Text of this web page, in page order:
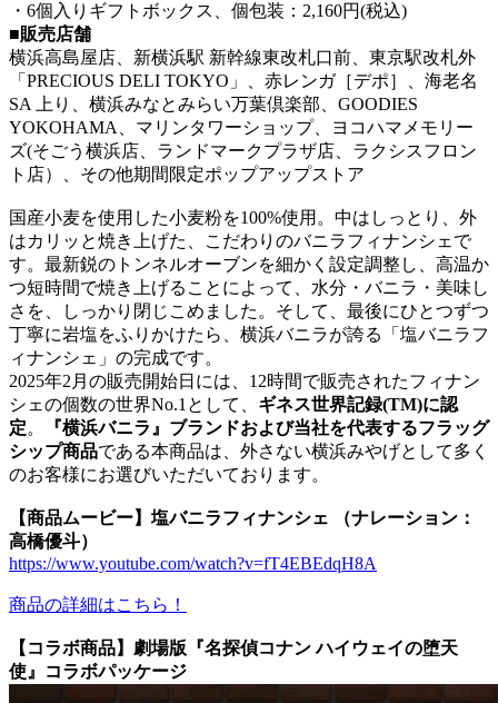
・6個入りギフトボックス、個包装：2,160円(税込)
■販売店舗
横浜高島屋店、新横浜駅 新幹線東改札口前、東京駅改札外
「PRECIOUS DELI TOKYO」、赤レンガ［デポ］、海老名
SA 上り、横浜みなとみらい万葉倶楽部、GOODIES
YOKOHAMA、マリンタワーショップ、ヨコハマメモリー
ズ(そごう横浜店、ランドマークプラザ店、ラクシスフロン
ト店）、その他期間限定ポップアップストア
国産小麦を使用した小麦粉を100%使用。中はしっとり、外
はカリッと焼き上げた、こだわりのバニラフィナンシェで
す。最新鋭のトンネルオーブンを細かく設定調整し、高温か
つ短時間で焼き上げることによって、水分・バニラ・美味し
さを、しっかり閉じこめました。そして、最後にひとつずつ
丁寧に岩塩をふりかけたら、横浜バニラが誇る「塩バニラフ
ィナンシェ」の完成です。
2025年2月の販売開始日には、12時間で販売されたフィナン
シェの個数の世界No.1として、 ギネス世界記録(TM)に認
定。
『横浜バニラ』ブランドおよび当社を代表するフラッグ
シップ商品である本商品は、外さない横浜みやげとして多く
のお客様にお選びいただいております。
【商品ムービー】塩バニラフィナンシェ （ナレーション：
高橋優斗）
https://www.youtube.com/watch?v=fT4EBEdqH8A
商品の詳細はこちら！
【コラボ商品】劇場版『名探偵コナン ハイウェイの堕天
使』コラボパッケージ